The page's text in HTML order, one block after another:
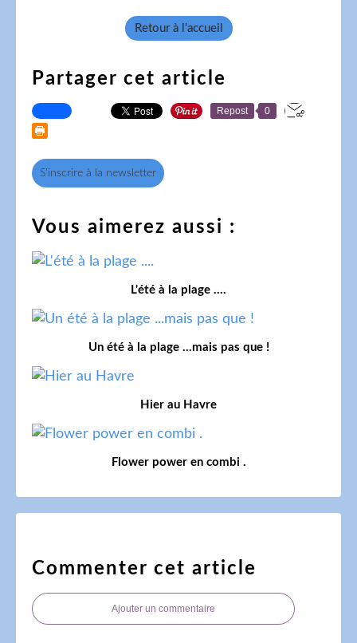
Retour à l'accueil
Partager cet article
Repost 0
S'inscrire à la newsletter
Vous aimerez aussi :
L'été à la plage ....
Un été à la plage ...mais pas que !
Hier au Havre
Flower power en combi .
Commenter cet article
Ajouter un commentaire